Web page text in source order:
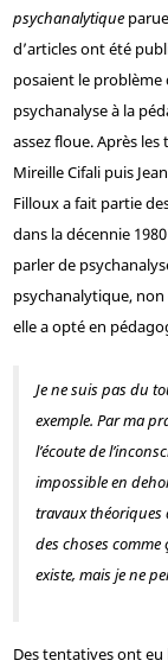
psychanalytiqueparue
d’articles ont été
posaient le problème
psychanalyse à la
assez floue. Après
Mireille Cifali puis
Filloux a fait partie
dans la décennie
parler de
psychanalytique,
elle a opté en
Je ne suis pas du
exemple. Par ma
l’écoute de
impossible en
travaux théoriques
des choses comme
existe, mais je ne
Des tentatives ont eu